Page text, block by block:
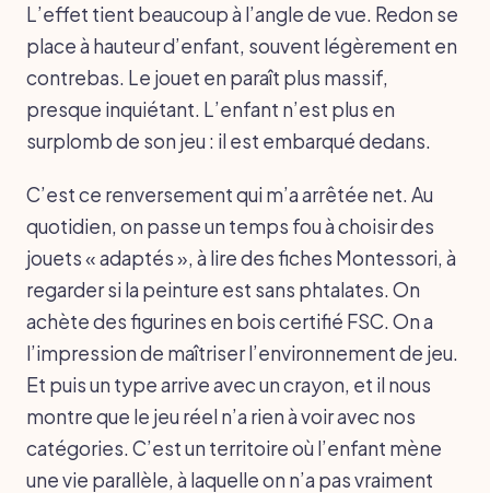
L’effet tient beaucoup à l’angle de vue. Redon se
place à hauteur d’enfant, souvent légèrement en
contrebas. Le jouet en paraît plus massif,
presque inquiétant. L’enfant n’est plus en
surplomb de son jeu : il est embarqué dedans.
C’est ce renversement qui m’a arrêtée net. Au
quotidien, on passe un temps fou à choisir des
jouets « adaptés », à lire des fiches Montessori, à
regarder si la peinture est sans phtalates. On
achète des figurines en bois certifié FSC. On a
l’impression de maîtriser l’environnement de jeu.
Et puis un type arrive avec un crayon, et il nous
montre que le jeu réel n’a rien à voir avec nos
catégories. C’est un territoire où l’enfant mène
une vie parallèle, à laquelle on n’a pas vraiment